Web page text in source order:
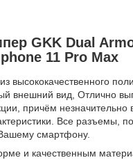
GKK Dual
11 Pro Max
высококачественного
внешний вид, Отлично
причём незначительно
Все разъемы,
смартфону.
и качественным